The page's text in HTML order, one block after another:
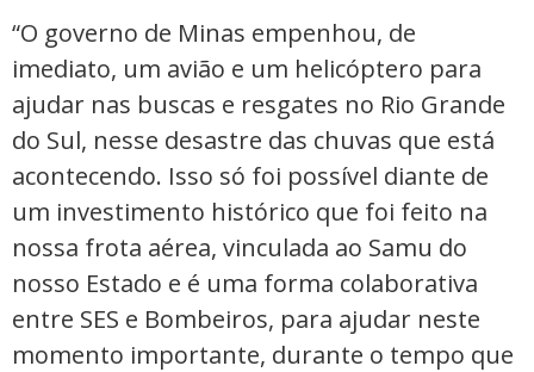
“O governo de Minas empenhou, de
imediato, um avião e um helicóptero para
ajudar nas buscas e resgates no Rio Grande
do Sul, nesse desastre das chuvas que está
acontecendo. Isso só foi possível diante de
um investimento histórico que foi feito na
nossa frota aérea, vinculada ao Samu do
nosso Estado e é uma forma colaborativa
entre SES e Bombeiros, para ajudar neste
momento importante, durante o tempo que